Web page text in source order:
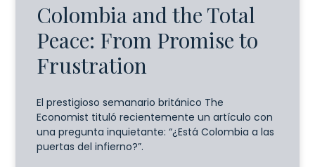
Colombia and the Total
Peace: From Promise to
Frustration
El prestigioso semanario británico The
Economist tituló recientemente un artículo con
una pregunta inquietante: “¿Está Colombia a las
puertas del infierno?”.